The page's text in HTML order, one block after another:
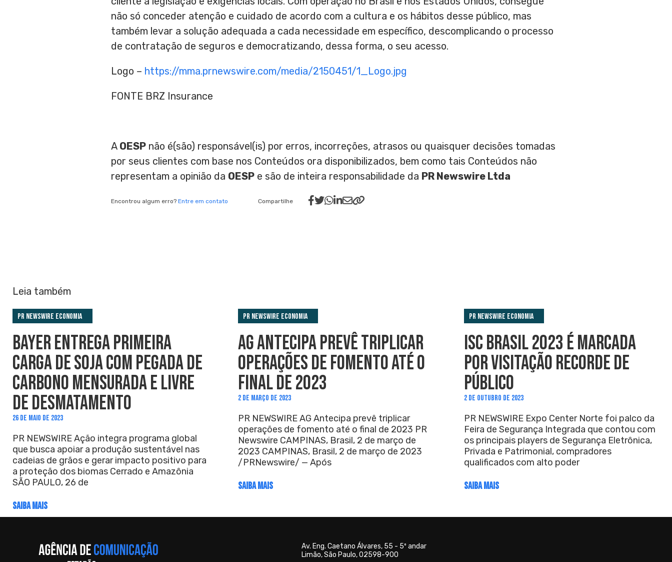
não só conceder atenção e cuidado de acordo com a cultura e os hábitos desse público, mas
também levar a solução adequada a cada necessidade em específico, descomplicando o processo
de contratação de seguros e democratizando, dessa forma, o seu acesso.
Logo – https://mma.prnewswire.com/media/2150451/1_Logo.jpg
FONTE BRZ Insurance
A OESP não é(são) responsável(is) por erros, incorreções, atrasos ou quaisquer decisões tomadas
por seus clientes com base nos Conteúdos ora disponibilizados, bem como tais Conteúdos não
representam a opinião da OESP e são de inteira responsabilidade da PR Newswire Ltda
Encontrou algum erro? Entre em contato Compartilhe
Leia também
PR Newswire Economia
BAYER ENTREGA PRIMEIRA
CARGA DE SOJA COM PEGADA DE
CARBONO MENSURADA E LIVRE
DE DESMATAMENTO
26 DE MAIO DE 2023
PR NEWSWIRE Ação integra programa global
que busca apoiar a produção sustentável nas
cadeias de grãos e gerar impacto positivo para
a proteção dos biomas Cerrado e Amazônia
SÃO PAULO, 26 de
SAIBA MAIS
PR Newswire Economia
AG ANTECIPA PREVÊ TRIPLICAR
OPERAÇÕES DE FOMENTO ATÉ O
FINAL DE 2023
2 DE MARÇO DE 2023
PR NEWSWIRE AG Antecipa prevê triplicar
operações de fomento até o final de 2023 PR
Newswire CAMPINAS, Brasil, 2 de março de
2023 CAMPINAS, Brasil, 2 de março de 2023
/PRNewswire/ — Após
SAIBA MAIS
PR Newswire Economia
ISC BRASIL 2023 É MARCADA
POR VISITAÇÃO RECORDE DE
PÚBLICO
2 DE OUTUBRO DE 2023
PR NEWSWIRE Expo Center Norte foi palco da
Feira de Segurança Integrada que contou com
os principais players de Segurança Eletrônica,
Privada e Patrimonial, compradores
qualificados com alto poder
SAIBA MAIS
Av. Eng. Caetano Álvares, 55 - 5º andar
Limão, São Paulo, 02598-900